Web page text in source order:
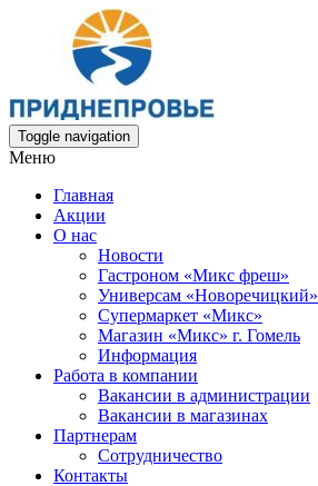
Toggle navigation
Меню
Главная
Акции
О нас
Новости
Гастроном «Микс фреш»
Универсам «Новоречицкий»
Супермаркет «Микс»
Магазин «Микс» г. Гомель
Информация
Работа в компании
Вакансии в администрации
Вакансии в магазинах
Партнерам
Сотрудничество
Контакты